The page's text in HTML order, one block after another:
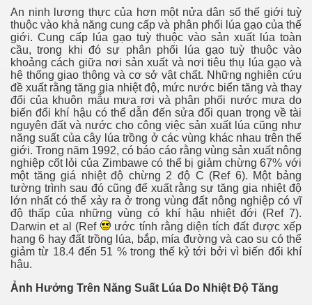
An ninh lương thực của hơn một nửa dân số thế giới tuỳ
thuộc vào khả năng cung cấp và phân phối lúa gạo của thế
giới. Cung cấp lúa gạo tuỳ thuộc vào sản xuất lúa toàn
cầu, trong khi đó sự phân phối lúa gạo tuỳ thuộc vào
khoảng cách giữa nơi sản xuất và nơi tiêu thụ lúa gạo và
hệ thống giao thông và cơ sở vật chất. Những nghiên cứu
đề xuất rằng tăng gia nhiệt độ, mức nước biển tăng và thay
đổi của khuôn mẫu mưa rơi và phân phối nước mưa do
biến đổi khí hậu có thể dẫn đến sửa đổi quan trọng về tài
nguyên đất và nước cho công việc sản xuất lúa cũng như
năng suất của cây lúa trồng ở các vùng khác nhau trên thế
giới. Trong năm 1992, có báo cáo rằng vùng sản xuất nông
nghiệp cốt lỏi của Zimbawe có thể bị giảm chừng 67% với
một tăng giá nhiệt độ chừng 2 độ C (Ref 6). Một bảng
tường trình sau đó cũng để xuất rằng sự tăng gia nhiệt độ
lớn nhất có thể xảy ra ở trong vùng đất nông nghiệp có vĩ
độ thấp của những vùng có khí hậu nhiệt đới (Ref 7).
Darwin et al (Ref
ước tính rằng diện tích đất được xếp
hạng 6 hay đất trồng lúa, bắp, mía đường và cao su có thể
giảm từ 18.4 đến 51 % trong thế kỷ tới bởi vì biến đổi khí
hậu.
Ảnh Hưởng Trên Năng Suất Lúa Do Nhiệt Độ Tăng